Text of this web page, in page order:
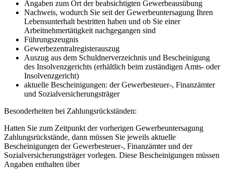
Angaben zum Ort der beabsichtigten Gewerbeausübung
Nachweis, wodurch Sie seit der Gewerbeuntersagung Ihren
Lebensunterhalt bestritten haben und ob Sie einer
Arbeitnehmertätigkeit nachgegangen sind
Führungszeugnis
Gewerbezentralregisterauszug
Auszug aus dem Schuldnerverzeichnis und Bescheinigung
des Insolvenzgerichts (erhältlich beim zuständigen Amts- oder
Insolvenzgericht)
aktuelle Bescheinigungen: der Gewerbesteuer-, Finanzämter
und Sozialversicherungsträger
Besonderheiten bei Zahlungsrückständen:
Hatten Sie zum Zeitpunkt der vorherigen Gewerbeuntersagung
Zahlungsrückstände, dann müssen Sie jeweils aktuelle
Bescheinigungen der Gewerbesteuer-, Finanzämter und der
Sozialversicherungsträger vorlegen. Diese Bescheinigungen müssen
Angaben enthalten über